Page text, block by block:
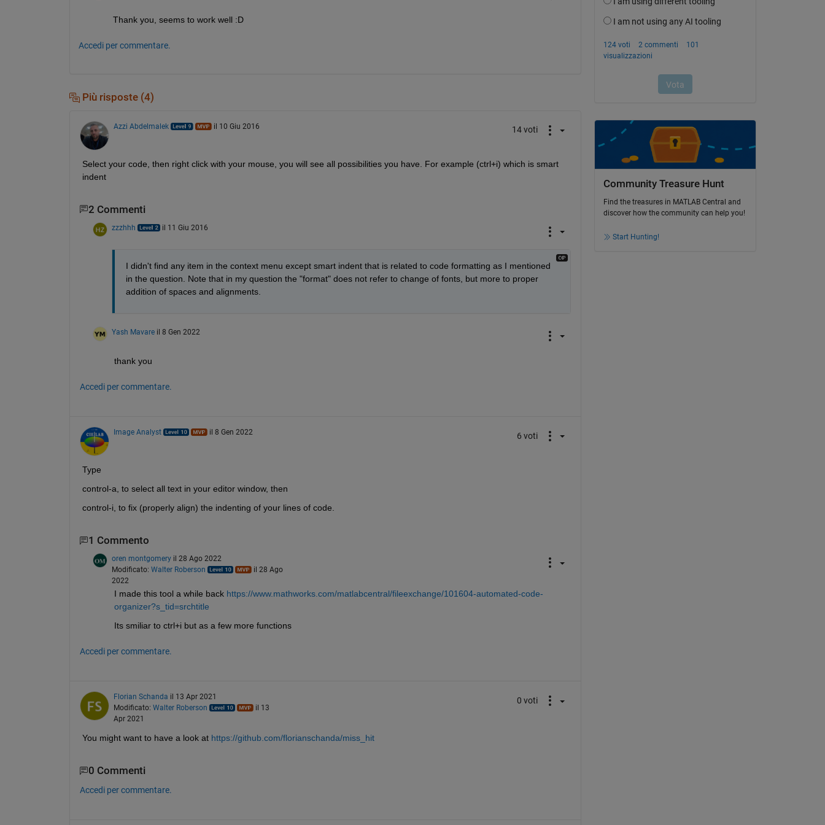
Thank you, seems to work well :D
Accedi per commentare.
Più risposte (4)
Azzi Abdelmalek il 10 Giu 2016 14 voti
Select your code, then right click with your mouse, you will see all possibilities you have. For example (ctrl+i) which is smart
indent
2 Commenti
zzzhhh il 11 Giu 2016
I didn't find any item in the context menu except smart indent that is related to code formatting as I mentioned
in the question. Note that in my question the "format" does not refer to change of fonts, but more to proper
addition of spaces and alignments.
Yash Mavare il 8 Gen 2022
thank you
Accedi per commentare.
Image Analyst il 8 Gen 2022 6 voti
Type
control-a, to select all text in your editor window, then
control-i, to fix (properly align) the indenting of your lines of code.
1 Commento
oren montgomery il 28 Ago 2022
Modificato: Walter Roberson
il 28 Ago
2022
I made this tool a while back https://www.mathworks.com/matlabcentral/fileexchange/101604-automated-code-
organizer?s_tid=srchtitle
Its smiliar to ctrl+i but as a few more functions
Accedi per commentare.
Florian Schanda il 13 Apr 2021
Modificato: Walter Roberson
il 13
Apr 2021
0 voti
You might want to have a look at https://github.com/florianschanda/miss_hit
0 Commenti
Accedi per commentare.
Community Treasure Hunt
Find the treasures in MATLAB Central and
discover how the community can help you!
Start Hunting!